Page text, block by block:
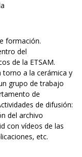
formación.
del
de la ETSAM.
torno a la cerámica y
grupo de trabajo
de
de difusión:
del archivo
con vídeos de las
etc.